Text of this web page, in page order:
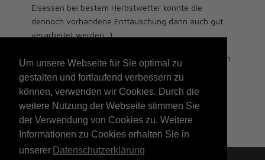
Um unsere Webseite für Sie optimal zu
gestalten und fortlaufend verbessern zu
können, verwenden wir Cookies. Durch die
weitere Nutzung der Webseite stimmen Sie
der Verwendung von Cookies zu. Weitere
Informationen zu Cookies erhalten Sie in
unserer Datenschutzerklärung
Eisessen bei bestem Herbstwetter konnte die
dennoch vorhandene Enttäuschung dann auch gut
verarbeitet werden :)
Vielen Dank an die Schachjugend Schleswig-Holstein
für die Unterstützung bei der Organisation des
Turniers. Alle Ergebnisse sindhier zu finden.
Erstellt: 27. September 2025